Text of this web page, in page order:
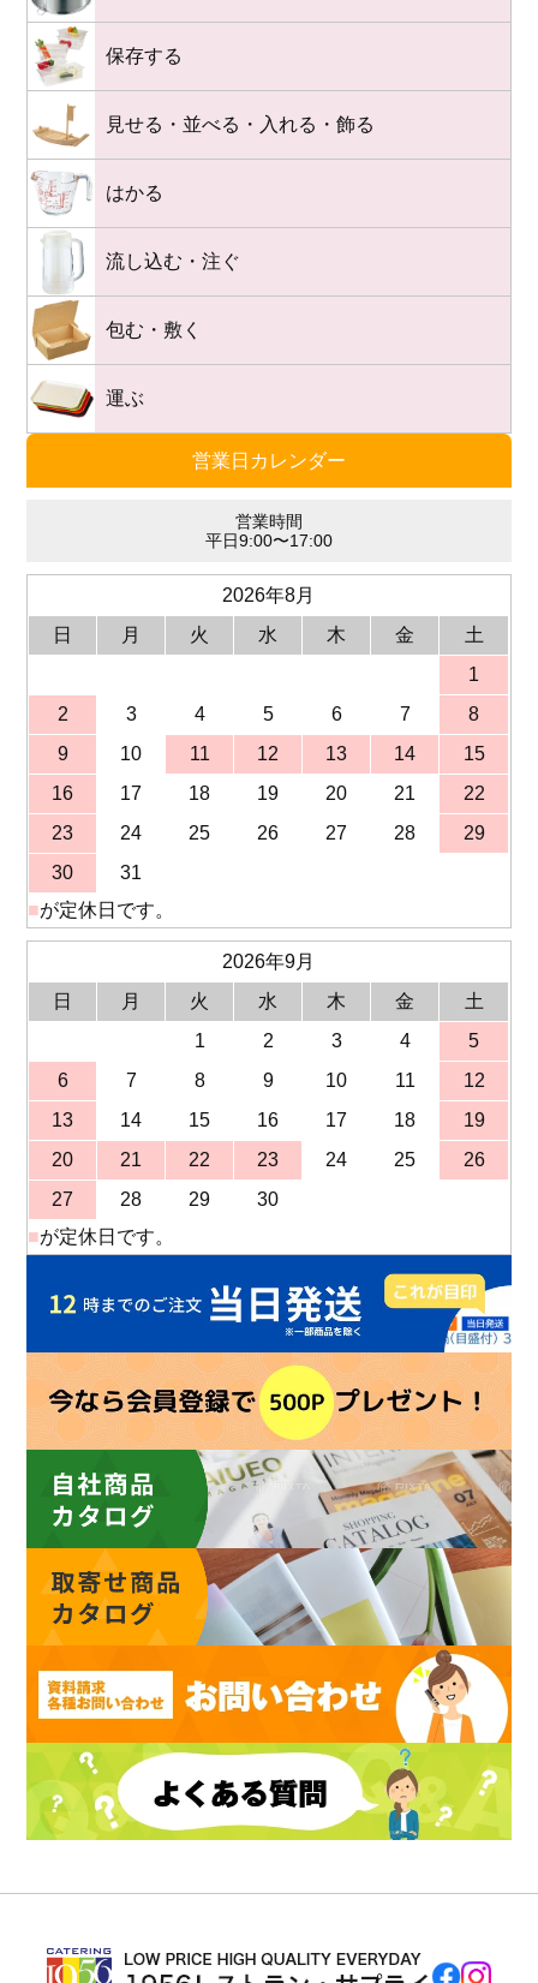
営業日カレンダー
営業時間
平日9:00〜17:00
2026年8月
日
月 火 水 木 金
土
1
2
3 4 5 6 7
8
9
10 11 12 13 14
15
16
17 18 19 20 21
22
23
24 25 26 27 28
29
30
31
■が定休日です。
2026年9月
日
月 火 水 木 金
土
1
2 3 4
5
6
7 8 9 10 11
12
13
14 15 16 17 18
19
20
21 22 23 24 25
26
27
28 29
30
■が定休日です。
保存する
見せる・並べる・入れる・飾る
はかる
流し込む・注ぐ
包む・敷く
運ぶ